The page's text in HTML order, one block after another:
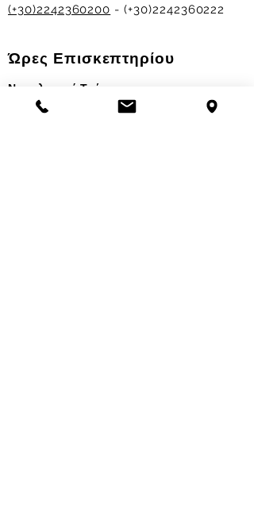
(+30)2242360200 - (+30)2242360222
Ώρες Επισκεπτηρίου
Νοσηλευτικά Τμήματα
Χειμερινό ωράριο: 11.00-13.00
17.30-19.30